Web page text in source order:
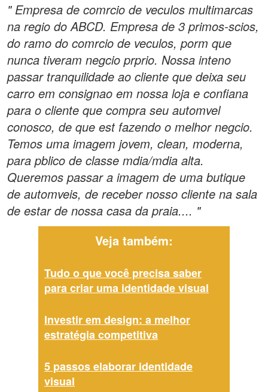
" Empresa de comrcio de veculos multimarcas
na regio do ABCD. Empresa de 3 primos-scios,
do ramo do comrcio de veculos, porm que
nunca tiveram negcio prprio. Nossa inteno
passar tranquilidade ao cliente que deixa seu
carro em consignao em nossa loja e confiana
para o cliente que compra seu automvel
conosco, de que est fazendo o melhor negcio.
Temos uma imagem jovem, clean, moderna,
para pblico de classe mdia/mdia alta.
Queremos passar a imagem de uma butique
de automveis, de receber nosso cliente na sala
de estar de nossa casa da praia.... "
Veja também:
Tudo o que você precisa saber
para criar uma identidade visual
Investir em design: a melhor
estratégia competitiva
5 passos elaborar identidade
visual